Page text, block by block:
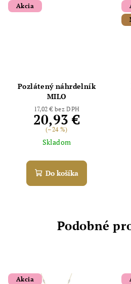
Akcia
Pozlátený náhrdelník
MILO
17,02 € bez DPH
20,93 €
(–24 %)
Skladom
Do košíka
Podobné
Akcia